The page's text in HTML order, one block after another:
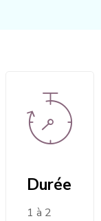
Durée
1 à 2